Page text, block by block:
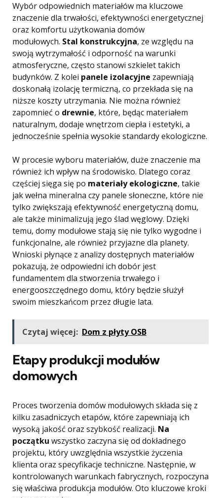
Wybór odpowiednich materiałów ma kluczowe
znaczenie dla trwałości, efektywności energetycznej
oraz komfortu użytkowania domów
modułowych. Stal konstrukcyjna, ze względu na
swoją wytrzymałość i odporność na warunki
atmosferyczne, często stanowi szkielet takich
budynków. Z kolei panele izolacyjne zapewniają
doskonałą izolację termiczną, co przekłada się na
niższe koszty utrzymania. Nie można również
zapomnieć o drewnie, które, będąc materiałem
naturalnym, dodaje wnętrzom ciepła i estetyki, a
jednocześnie spełnia wysokie standardy ekologiczne.
W procesie wyboru materiałów, duże znaczenie ma
również ich wpływ na środowisko. Dlatego coraz
częściej sięga się po materiały ekologiczne, takie
jak wełna mineralna czy panele słoneczne, które nie
tylko zwiększają efektywność energetyczną domu,
ale także minimalizują jego ślad węglowy. Dzięki
temu, domy modułowe stają się nie tylko wygodne i
funkcjonalne, ale również przyjazne dla planety.
Wnioski płynące z analizy dostępnych materiałów
pokazują, że odpowiedni ich dobór jest
fundamentem dla stworzenia trwałego i
energooszczędnego domu, który będzie służył
swoim mieszkańcom przez długie lata.
Czytaj więcej: Dom z płyty OSB
Etapy produkcji modułów
domowych
Proces tworzenia domów modułowych składa się z
kilku zasadniczych etapów, które zapewniają ich
wysoką jakość oraz szybkość realizacji. Na
początku wszystko zaczyna się od dokładnego
projektu, który uwzględnia wszystkie życzenia
klienta oraz specyfikacje techniczne. Następnie, w
kontrolowanych warunkach fabrycznych, rozpoczyna
się właściwa produkcja modułów. Oto kluczowe kroki